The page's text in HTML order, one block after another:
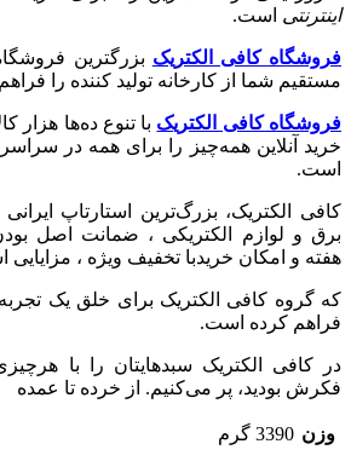
اینترنتی است.
فروشگاه کافی الکتریک بزرگترین
مستقیم شما از کارخانه تولید کننده را
فروشگاه کافی الکتریک با تنوع ده‌ها هزار
خرید آنلاین همه‌چیز را برای همه در
است.
کافی الکتریک، بزرگ‌ترین استارتاپ
برق و لوازم الکتریکی ،‌ ضمانت اصل بودن
هفته و امکان خریدبا تخفیف ویژه ،
که گروه کافی الکتریک برای خلق یک تجربه
فراهم کرده است.
در کافی الکتریک سبدهایتان را با
فکرش بودید، پر می‌کنیم. از خرده تا عمده
وزن 3390 گرم